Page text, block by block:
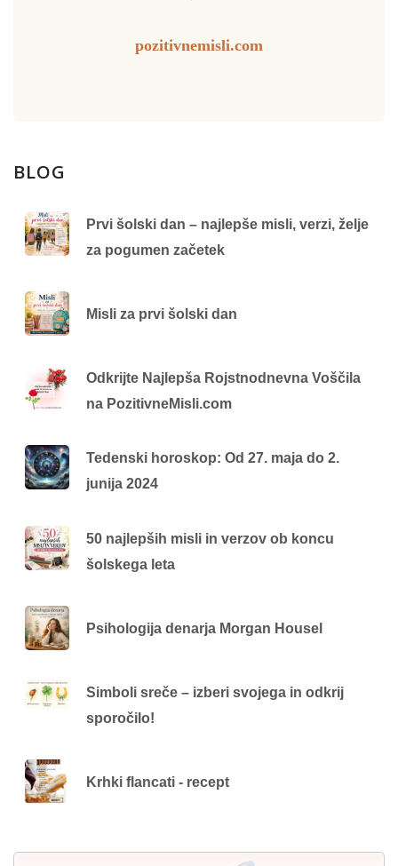
pozitivnemisli.com
BLOG
Prvi šolski dan – najlepše misli, verzi, želje
za pogumen začetek
Misli za prvi šolski dan
Odkrijte Najlepša Rojstnodnevna Voščila
na PozitivneMisli.com
Tedenski horoskop: Od 27. maja do 2.
junija 2024
50 najlepših misli in verzov ob koncu
šolskega leta
Psihologija denarja Morgan Housel
Simboli sreče – izberi svojega in odkrij
sporočilo!
Krhki flancati - recept